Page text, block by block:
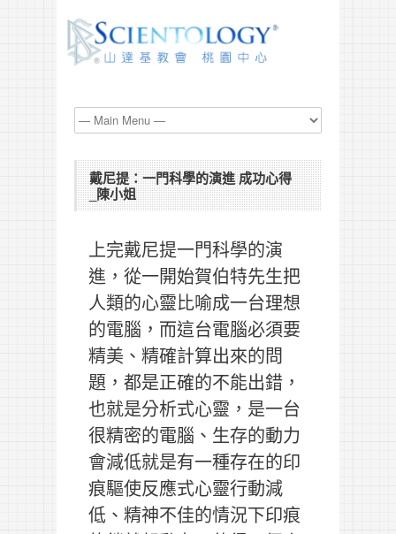
戴尼提：一門科學的演進 成功心得
_陳小姐
上完戴尼提一門科學的演
進，從一開始賀伯特先生把
人類的心靈比喻成一台理想
的電腦，而這台電腦必須要
精美、精確計算出來的問
題，都是正確的不能出錯，
也就是分析式心靈，是一台
很精密的電腦、生存的動力
會減低就是有一種存在的印
痕驅使反應式心靈行動減
低、精神不佳的情況下印痕